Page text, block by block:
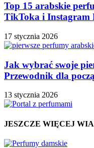
Top 15 arabskie
TikToka i Instagram
17 stycznia 2026
Jak wybrać swoje
Przewodnik dla
13 stycznia 2026
JESZCZE WIĘCEJ